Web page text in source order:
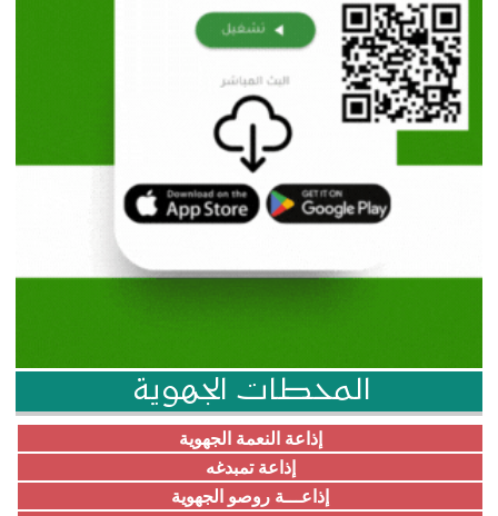
المحطات الجهوية
إذاعة النعمة الجهوية
إذاعة تمبدغه
إذاعـــة روصو الجهوية